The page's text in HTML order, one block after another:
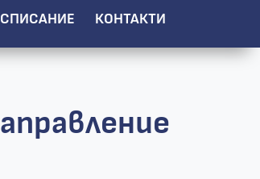
СПИСАНИЕ КОНТАКТИ